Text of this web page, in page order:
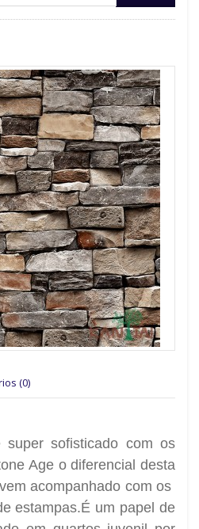
(0)
super sofisticado com os
Age o diferencial desta
acompanhado com os
estampas.É um papel de